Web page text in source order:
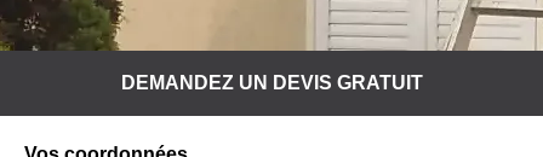
DEMANDEZ UN DEVIS GRATUIT